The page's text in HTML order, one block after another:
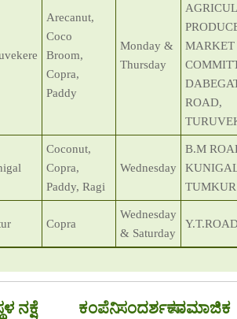
Arecanut,
Coco
Broom,
Copra,
Paddy
Monday &
Thursday
MARKET
ROAD,
Coconut,
Copra,
Paddy, Ragi
Wednesday
B.M
TUMKUR
Copra
Wednesday
& Saturday
ನಕ್ಷೆ ಕಂಪೆನಿಸಂದರ್ಶಕರಸಾಮಾಜಿಕ